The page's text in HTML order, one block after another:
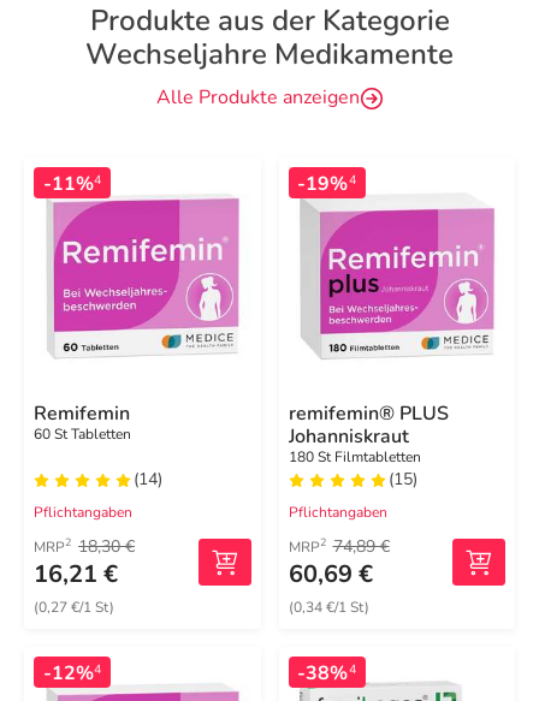
Produkte aus der Kategorie
Wechseljahre Medikamente
Alle Produkte anzeigen
-11%4
Remifemin
60 St Tabletten
(14)
Pflichtangaben
MRP2 18,30 €
16,21 €
(0,27 €/1 St)
-19%4
remifemin® PLUS
Johanniskraut
180 St Filmtabletten
(15)
Pflichtangaben
MRP2 74,89 €
60,69 €
(0,34 €/1 St)
-12%4 -38%4